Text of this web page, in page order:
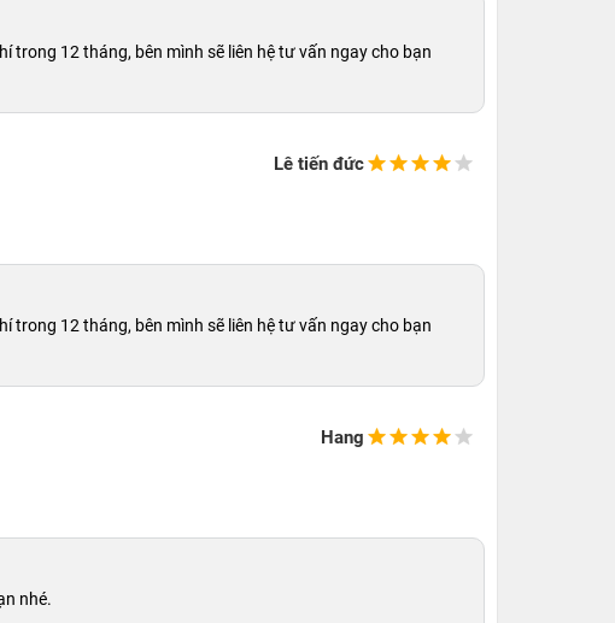
tin
trong 12 tháng, bên mình sẽ liên hệ tư vấn ngay cho bạn
Lê tiến đức
trong 12 tháng, bên mình sẽ liên hệ tư vấn ngay cho bạn
Hang
nhé.